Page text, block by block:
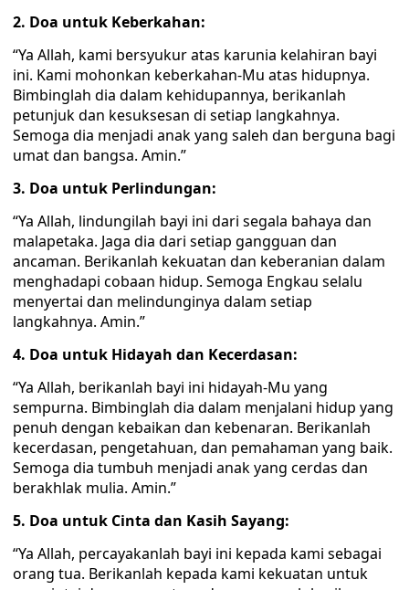
2. Doa untuk Keberkahan:
“Ya Allah, kami bersyukur atas karunia kelahiran bayi
ini. Kami mohonkan keberkahan-Mu atas hidupnya.
Bimbinglah dia dalam kehidupannya, berikanlah
petunjuk dan kesuksesan di setiap langkahnya.
Semoga dia menjadi anak yang saleh dan berguna bagi
umat dan bangsa. Amin.”
3. Doa untuk Perlindungan:
“Ya Allah, lindungilah bayi ini dari segala bahaya dan
malapetaka. Jaga dia dari setiap gangguan dan
ancaman. Berikanlah kekuatan dan keberanian dalam
menghadapi cobaan hidup. Semoga Engkau selalu
menyertai dan melindunginya dalam setiap
langkahnya. Amin.”
4. Doa untuk Hidayah dan Kecerdasan:
“Ya Allah, berikanlah bayi ini hidayah-Mu yang
sempurna. Bimbinglah dia dalam menjalani hidup yang
penuh dengan kebaikan dan kebenaran. Berikanlah
kecerdasan, pengetahuan, dan pemahaman yang baik.
Semoga dia tumbuh menjadi anak yang cerdas dan
berakhlak mulia. Amin.”
5. Doa untuk Cinta dan Kasih Sayang:
“Ya Allah, percayakanlah bayi ini kepada kami sebagai
orang tua. Berikanlah kepada kami kekuatan untuk